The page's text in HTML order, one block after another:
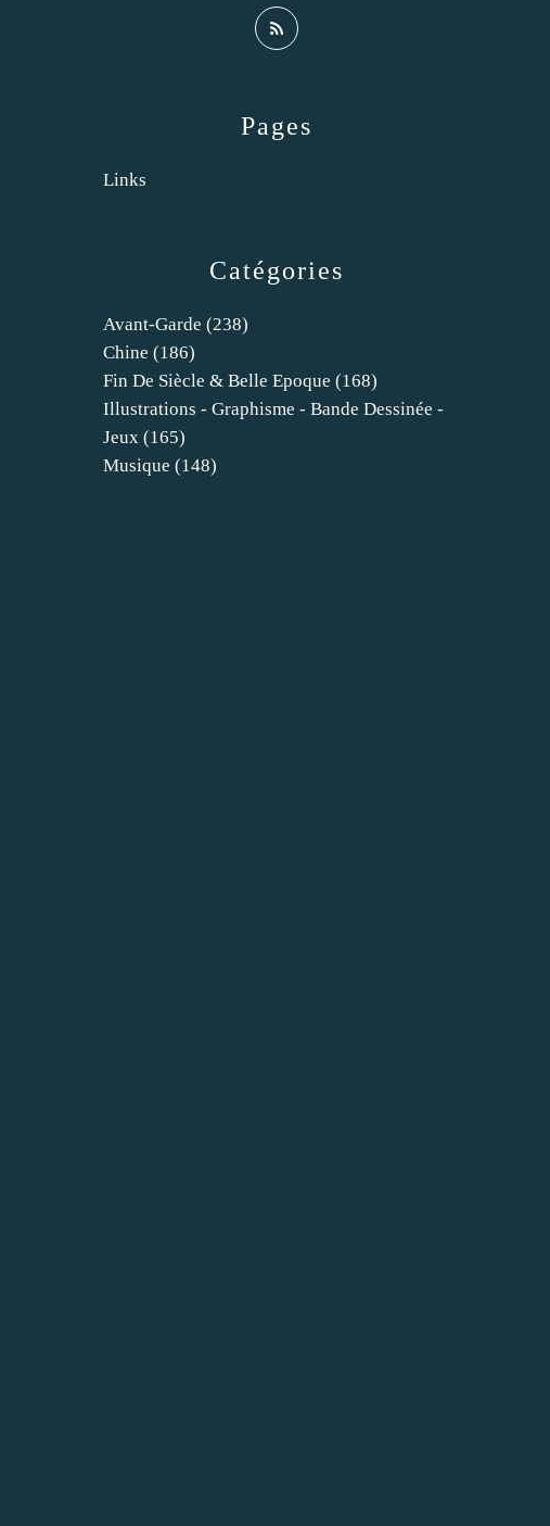
Catégories
Avant-Garde (238)
Chine (186)
Fin De Siècle & Belle Epoque (168)
Illustrations - Graphisme - Bande Dessinée -
Jeux (165)
Musique (148)
Pages
Links